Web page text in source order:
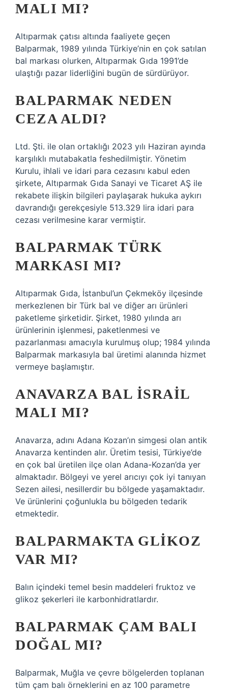
MALI MI?
Altıparmak çatısı altında faaliyete geçen
Balparmak, 1989 yılında Türkiye’nin en çok satılan
bal markası olurken, Altıparmak Gıda 1991’de
ulaştığı pazar liderliğini bugün de sürdürüyor.
BALPARMAK NEDEN
CEZA ALDI?
Ltd. Şti. ile olan ortaklığı 2023 yılı Haziran ayında
karşılıklı mutabakatla feshedilmiştir. Yönetim
Kurulu, ihlali ve idari para cezasını kabul eden
şirkete, Altıparmak Gıda Sanayi ve Ticaret AŞ ile
rekabete ilişkin bilgileri paylaşarak hukuka aykırı
davrandığı gerekçesiyle 513.329 lira idari para
cezası verilmesine karar vermiştir.
BALPARMAK TÜRK
MARKASI MI?
Altıparmak Gıda, İstanbul’un Çekmeköy ilçesinde
merkezlenen bir Türk bal ve diğer arı ürünleri
paketleme şirketidir. Şirket, 1980 yılında arı
ürünlerinin işlenmesi, paketlenmesi ve
pazarlanması amacıyla kurulmuş olup; 1984 yılında
Balparmak markasıyla bal üretimi alanında hizmet
vermeye başlamıştır.
ANAVARZA BAL İSRAIL
MALI MI?
Anavarza, adını Adana Kozan’ın simgesi olan antik
Anavarza kentinden alır. Üretim tesisi, Türkiye’de
en çok bal üretilen ilçe olan Adana-Kozan’da yer
almaktadır. Bölgeyi ve yerel arıcıyı çok iyi tanıyan
Sezen ailesi, nesillerdir bu bölgede yaşamaktadır.
Ve ürünlerini çoğunlukla bu bölgeden tedarik
etmektedir.
BALPARMAKTA GLIKOZ
VAR MI?
Balın içindeki temel besin maddeleri fruktoz ve
glikoz şekerleri ile karbonhidratlardır.
BALPARMAK ÇAM BALI
DOĞAL MI?
Balparmak, Muğla ve çevre bölgelerden toplanan
tüm çam balı örneklerini en az 100 parametre